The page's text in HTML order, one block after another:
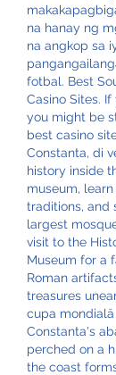
na hanay ng
na angkop sa
fotbal. Best
Casino Sites.
you might be
best casino
Constanta, di
history inside
museum,
traditions, and
largest
visit to the
Museum for a
Roman
treasures
cupa
Constanta's
perched on a
the coast